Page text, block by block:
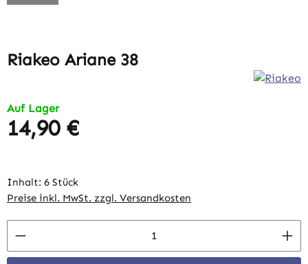
Riakeo Ariane 38
Auf Lager
Regulärer Preis:
14,90 €
Inhalt: 6 Stück
Preise inkl. MwSt. zzgl. Versandkosten
Produkt Anzahl: Gib den gewünschten